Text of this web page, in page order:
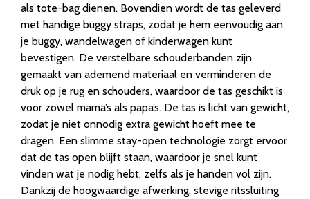
als tote-bag dienen. Bovendien wordt de tas geleverd
met handige buggy straps, zodat je hem eenvoudig aan
je buggy, wandelwagen of kinderwagen kunt
bevestigen. De verstelbare schouderbanden zijn
gemaakt van ademend materiaal en verminderen de
druk op je rug en schouders, waardoor de tas geschikt is
voor zowel mama’s als papa’s. De tas is licht van gewicht,
zodat je niet onnodig extra gewicht hoeft mee te
dragen. Een slimme stay-open technologie zorgt ervoor
dat de tas open blijft staan, waardoor je snel kunt
vinden wat je nodig hebt, zelfs als je handen vol zijn.
Dankzij de hoogwaardige afwerking, stevige ritssluiting